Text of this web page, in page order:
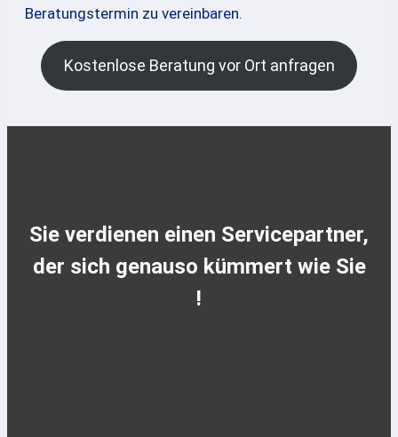
Beratungstermin zu vereinbaren.
Kostenlose Beratung vor Ort anfragen
Sie verdienen einen Servicepartner,
der sich genauso kümmert wie Sie
!